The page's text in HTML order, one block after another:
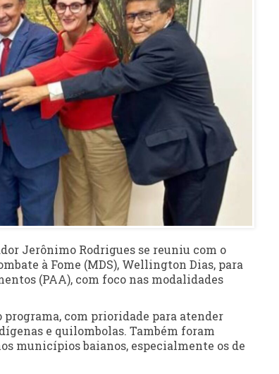
Jerônimo Rodrigues se reuniu com o
à Fome (MDS), Wellington Dias, para
(PAA), com foco nas modalidades
programa, com prioridade para atender
e quilombolas. Também foram
municípios baianos, especialmente os de